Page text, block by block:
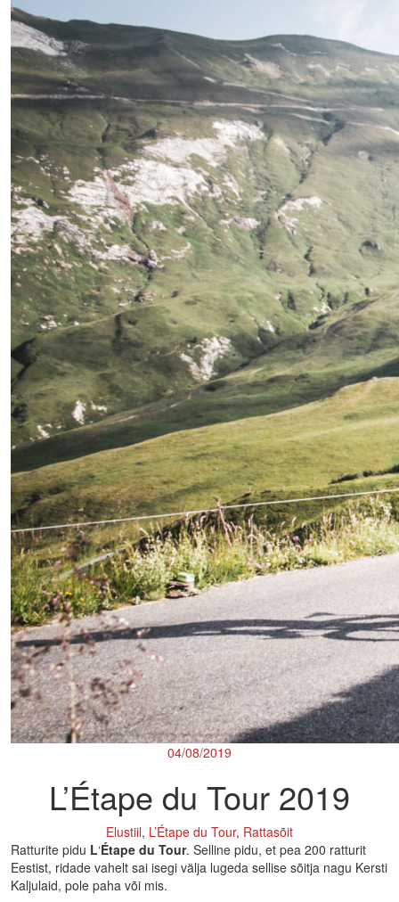
04/08/2019
L’Étape du Tour 2019
Elustiil, L’Étape du Tour, Rattasõit
Ratturite pidu L‘Étape du Tour. Selline pidu, et pea 200 ratturit
Eestist, ridade vahelt sai isegi välja lugeda sellise sõitja nagu Kersti
Kaljulaid, pole paha või mis.